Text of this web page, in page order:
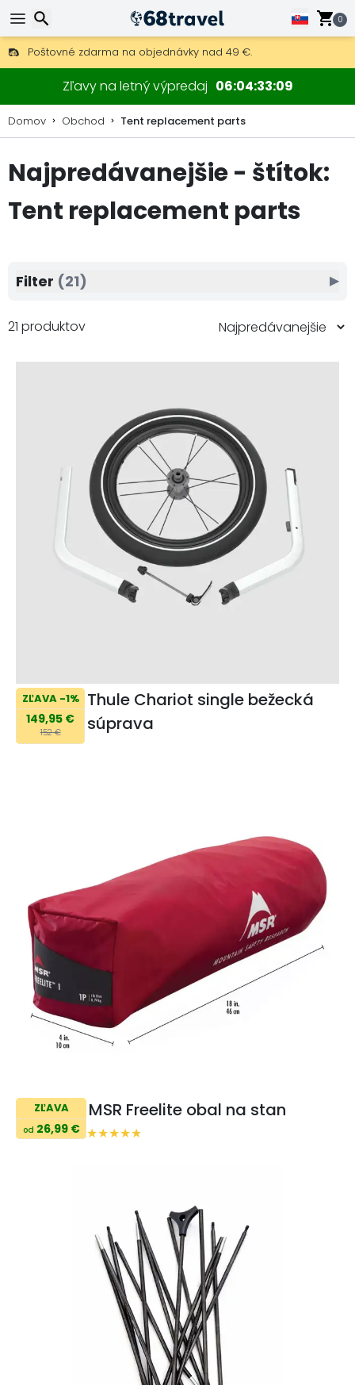
0
Poštovné zdarma na objednávky nad 49 €.
30 dní na vrátenie, 90 dní na drevené mapy a dekorácie.
Zľavy na letný výpredaj 06 04 33 07
Domov Obchod Tent replacement parts
Najpredávanejšie - štítok:
Tent replacement parts
21 produktov
ZĽAVA -1%
149,95 €
152 €
Thule Chariot single bežecká
súprava
ZĽAVA
od 26,99 €
MSR Freelite obal na stan
Filter (21) ▶
Hľadať
Hľadať